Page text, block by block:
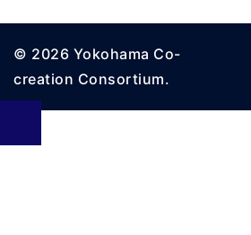
ー
シ
ョ
© 2026 Yokohama Co-
creation Consortium.